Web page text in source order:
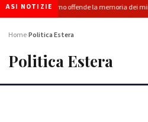
ASI NOTIZIE
del governo offende la memoria dei
HomePolitica Estera
Politica Estera